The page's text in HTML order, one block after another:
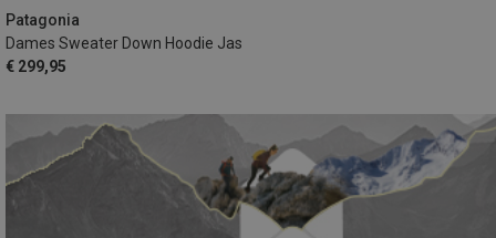
Patagonia
Dames Sweater Down Hoodie Jas
€ 299,95